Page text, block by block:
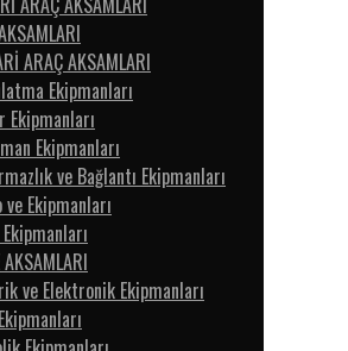
ARAÇ AKSAMLARI
Ekipmanları
Ekipmanları
Ekipmanları
ve Bağlantı Ekipmanları
ve Ekipmanları
ve Elektronik Ekipmanları